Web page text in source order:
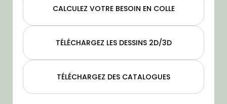
CALCULEZ VOTRE BESOIN EN COLLE
TÉLÉCHARGEZ LES DESSINS 2D/3D
TÉLÉCHARGEZ DES CATALOGUES